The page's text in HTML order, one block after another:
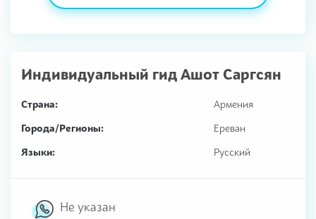
Индивидуальный гид Ашот Саргсян
Страна:
Армения
Города/Регионы:
Ереван
Языки:
Русский
Не указан